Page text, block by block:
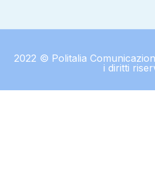
2022 © Politalia
i diritti